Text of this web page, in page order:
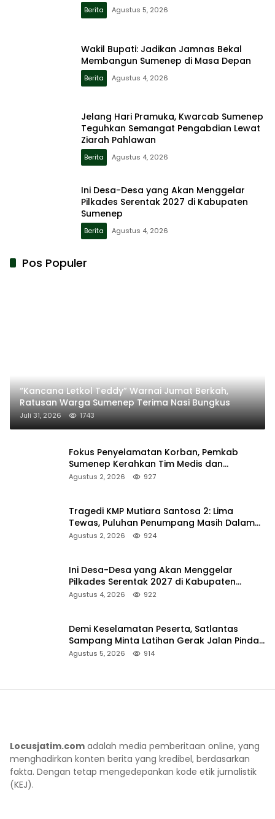
Berita Agustus 5, 2026
Wakil Bupati: Jadikan Jamnas Bekal
Membangun Sumenep di Masa Depan
Berita Agustus 4, 2026
Jelang Hari Pramuka, Kwarcab Sumenep
Teguhkan Semangat Pengabdian Lewat
Ziarah Pahlawan
Berita Agustus 4, 2026
Ini Desa-Desa yang Akan Menggelar
Pilkades Serentak 2027 di Kabupaten
Sumenep
Berita Agustus 4, 2026
Pos Populer
“Kancana Letkol Teddy” Warnai Jumat Berkah,
Ratusan Warga Sumenep Terima Nasi Bungkus
Juli 31, 2026 1743
Fokus Penyelamatan Korban, Pemkab
Sumenep Kerahkan Tim Medis dan
Ambulans ke Pelabuhan Kalianget
Agustus 2, 2026 927
Tragedi KMP Mutiara Santosa 2: Lima
Tewas, Puluhan Penumpang Masih Dalam
Pencarian
Agustus 2, 2026 924
Ini Desa-Desa yang Akan Menggelar
Pilkades Serentak 2027 di Kabupaten
Sumenep
Agustus 4, 2026 922
Demi Keselamatan Peserta, Satlantas
Sampang Minta Latihan Gerak Jalan Pindah
ke Lokasi Aman
Agustus 5, 2026 914
Locusjatim.com adalah media pemberitaan online, yang
menghadirkan konten berita yang kredibel, berdasarkan
fakta. Dengan tetap mengedepankan kode etik jurnalistik
(KEJ).